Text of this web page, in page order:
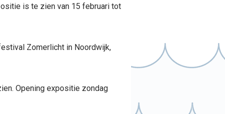
is te zien van 15 februari tot
Zomerlicht in Noordwijk,
Opening expositie zondag